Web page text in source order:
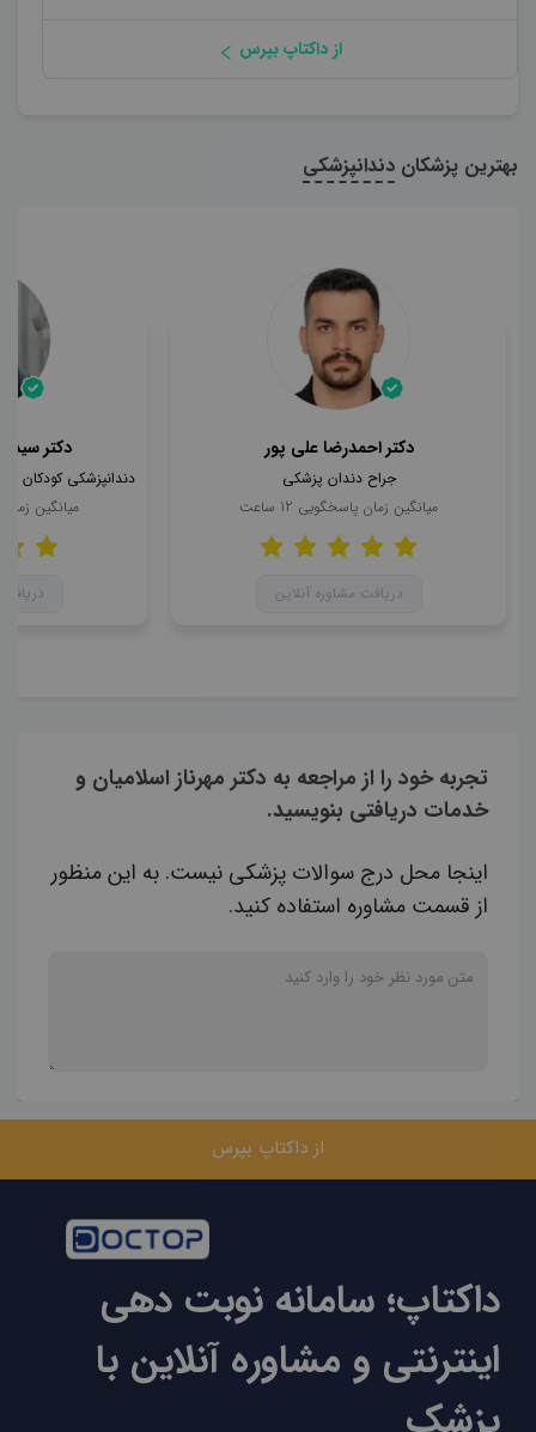
از داکتاپ بپرس
بهترین پزشکان دندانپزشکی
دکتر احمدرضا علی پور
جراح دندان پزشکی
میانگین زمان پاسخگویی 12 ساعت
دریافت مشاوره آنلاین
دکتر سید
میانگین
تجربه خود را از مراجعه به دکتر مهرناز اسلامیان و
خدمات دریافتی بنویسید.
اینجا محل درج سوالات پزشکی نیست. به این منظور
از قسمت مشاوره استفاده کنید.
از داکتاپ بپرس
داکتاپ؛ سامانه نوبت دهی
اینترنتی و مشاوره آنلاین با